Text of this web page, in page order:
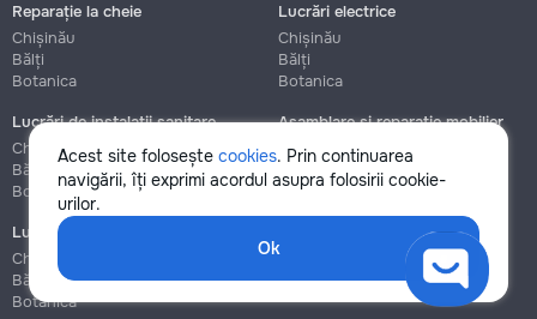
Acest site folosește cookies. Prin continuarea
navigării, îți exprimi acordul asupra folosirii cookie-
urilor.
Ok
Reparație la cheie
Chișinău
Bălți
Botanica
Lucrări electrice
Chișinău
Bălți
Botanica
Lucrări de instalații sanitare
Chișinău
Bălți
Botanica
Asamblare și reparație mobilier
Chișinău
Botanica
Lucrări de construcție și instalare
Chișinău
Bălți
Botanica